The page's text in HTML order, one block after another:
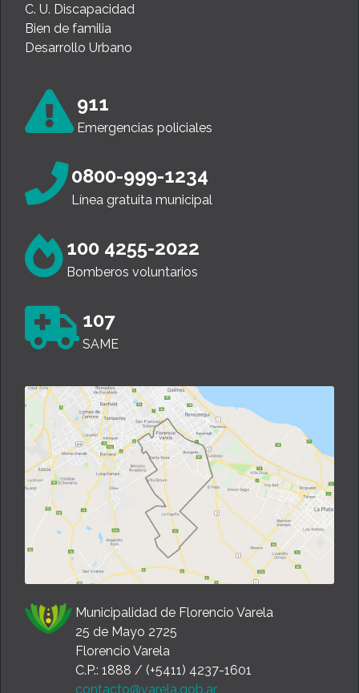
C. U. Discapacidad
Bien de familia
Desarrollo Urbano
911
Emergencias policiales
0800-999-1234
Línea gratuita municipal
100 4255-2022
Bomberos voluntarios
107
SAME
Municipalidad de Florencio Varela
25 de Mayo 2725
Florencio Varela
C.P.: 1888 / (+5411) 4237-1601
contacto@varela.gob.ar